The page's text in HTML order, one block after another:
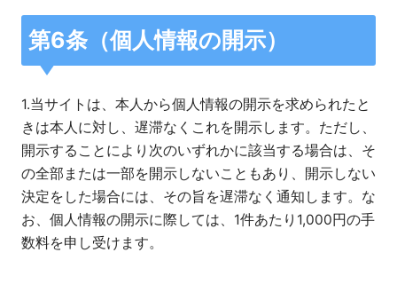
第6条（個人情報の開示）
1.当サイトは、本人から個人情報の開示を求められたと
きは本人に対し、遅滞なくこれを開示します。ただし、
開示することにより次のいずれかに該当する場合は、そ
の全部または一部を開示しないこともあり、開示しない
決定をした場合には、その旨を遅滞なく通知します。な
お、個人情報の開示に際しては、1件あたり1,000円の手
数料を申し受けます。